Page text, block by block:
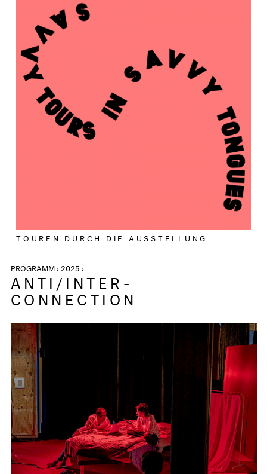
TOUREN DURCH DIE AUSSTELLUNG
PROGRAMM › 2025 ›
ANTI/INTER-
CONNECTION